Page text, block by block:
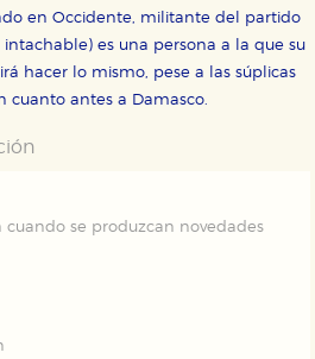
en Occidente, militante del partido
es una persona a la que su
hacer lo mismo, pese a las súplicas
cuanto antes a Damasco.
cuando se produzcan novedades
información es agregada y, por lo
y redes sociales
por nuestros socios
información personal sino
de internet.
de cookies